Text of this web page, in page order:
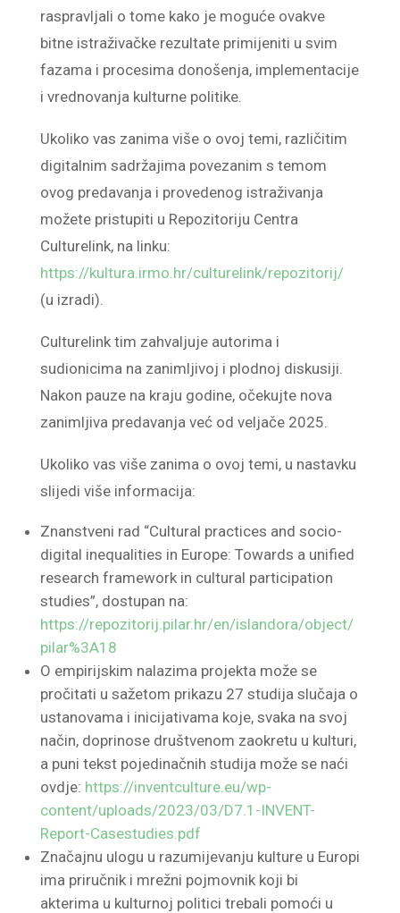
raspravljali o tome kako je moguće ovakve
bitne istraživačke rezultate primijeniti u svim
fazama i procesima donošenja, implementacije
i vrednovanja kulturne politike.
Ukoliko vas zanima više o ovoj temi, različitim
digitalnim sadržajima povezanim s temom
ovog predavanja i provedenog istraživanja
možete pristupiti u Repozitoriju Centra
Culturelink, na linku:
https://kultura.irmo.hr/culturelink/repozitorij/
(u izradi).
Culturelink tim zahvaljuje autorima i
sudionicima na zanimljivoj i plodnoj diskusiji.
Nakon pauze na kraju godine, očekujte nova
zanimljiva predavanja već od veljače 2025.
Ukoliko vas više zanima o ovoj temi, u nastavku
slijedi više informacija:
Znanstveni rad “Cultural practices and socio-
digital inequalities in Europe: Towards a unified
research framework in cultural participation
studies”, dostupan na:
https://repozitorij.pilar.hr/en/islandora/object/
pilar%3A18
O empirijskim nalazima projekta može se
pročitati u sažetom prikazu 27 studija slučaja o
ustanovama i inicijativama koje, svaka na svoj
način, doprinose društvenom zaokretu u kulturi,
a puni tekst pojedinačnih studija može se naći
ovdje: https://inventculture.eu/wp-
content/uploads/2023/03/D7.1-INVENT-
Report-Casestudies.pdf
Značajnu ulogu u razumijevanju kulture u Europi
ima priručnik i mrežni pojmovnik koji bi
akterima u kulturnoj politici trebali pomoći u